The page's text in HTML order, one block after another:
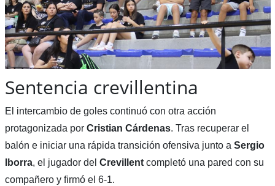
Sentencia crevillentina
El intercambio de goles continuó con otra acción
protagonizada por Cristian Cárdenas. Tras recuperar el
balón e iniciar una rápida transición ofensiva junto a Sergio
Iborra, el jugador del Crevillentcompletó una pared con su
compañero y firmó el 6-1.